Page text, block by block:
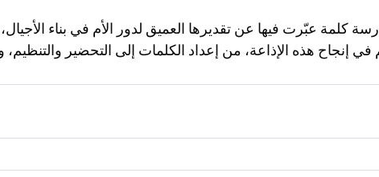
كلمة عبّرت فيها عن تقديرها العميق لدور الأم في بناء الأجيال،
هذه الإذاعة، من إعداد الكلمات إلى التحضير والتنظيم،